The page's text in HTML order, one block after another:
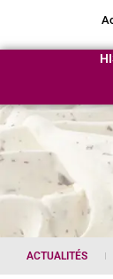
ACTUALITÉS